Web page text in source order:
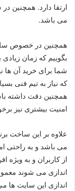
ارتقا دارد. همچنین
می باشد.
همچنین در خصوص
بگوییم که زمان
که نیاز به تیم فنی
همچنین دقت داشته
امنیت بیشتری نیز
علاوه بر این ساخت
می باشد و به راحتی
از کاربران و به ویژه
اندازی می شوند
اندازی این سایت ها